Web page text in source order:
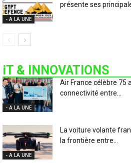
- A LA UNE
présente ses
iT & INNOVATIONS
- A LA UNE
Air France célèbre 75
connectivité entre...
- A LA UNE
La voiture volante
la frontière entre...